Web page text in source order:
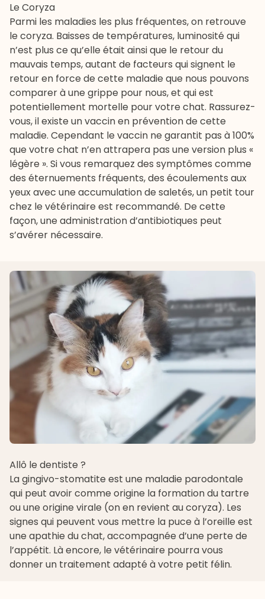
Le Coryza
Parmi les maladies les plus fréquentes, on retrouve
le coryza. Baisses de températures, luminosité qui
n’est plus ce qu’elle était ainsi que le retour du
mauvais temps, autant de facteurs qui signent le
retour en force de cette maladie que nous pouvons
comparer à une grippe pour nous, et qui est
potentiellement mortelle pour votre chat. Rassurez-
vous, il existe un vaccin en prévention de cette
maladie. Cependant le vaccin ne garantit pas à 100%
que votre chat n’en attrapera pas une version plus «
légère ». Si vous remarquez des symptômes comme
des éternuements fréquents, des écoulements aux
yeux avec une accumulation de saletés, un petit tour
chez le vétérinaire est recommandé. De cette
façon, une administration d’antibiotiques peut
s’avérer nécessaire.
Allô le dentiste ?
La gingivo-stomatite est une maladie parodontale
qui peut avoir comme origine la formation du tartre
ou une origine virale (on en revient au coryza). Les
signes qui peuvent vous mettre la puce à l’oreille est
une apathie du chat, accompagnée d’une perte de
l’appétit. Là encore, le vétérinaire pourra vous
donner un traitement adapté à votre petit félin.